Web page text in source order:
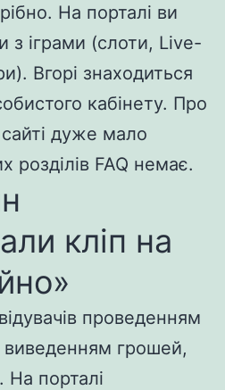
На порталі ви
з іграми (слоти, Live-
Вгорі знаходиться
кабінету. Про
дуже мало
розділів FAQ немає.
кліп на
проведенням
виведенням грошей,
На порталі